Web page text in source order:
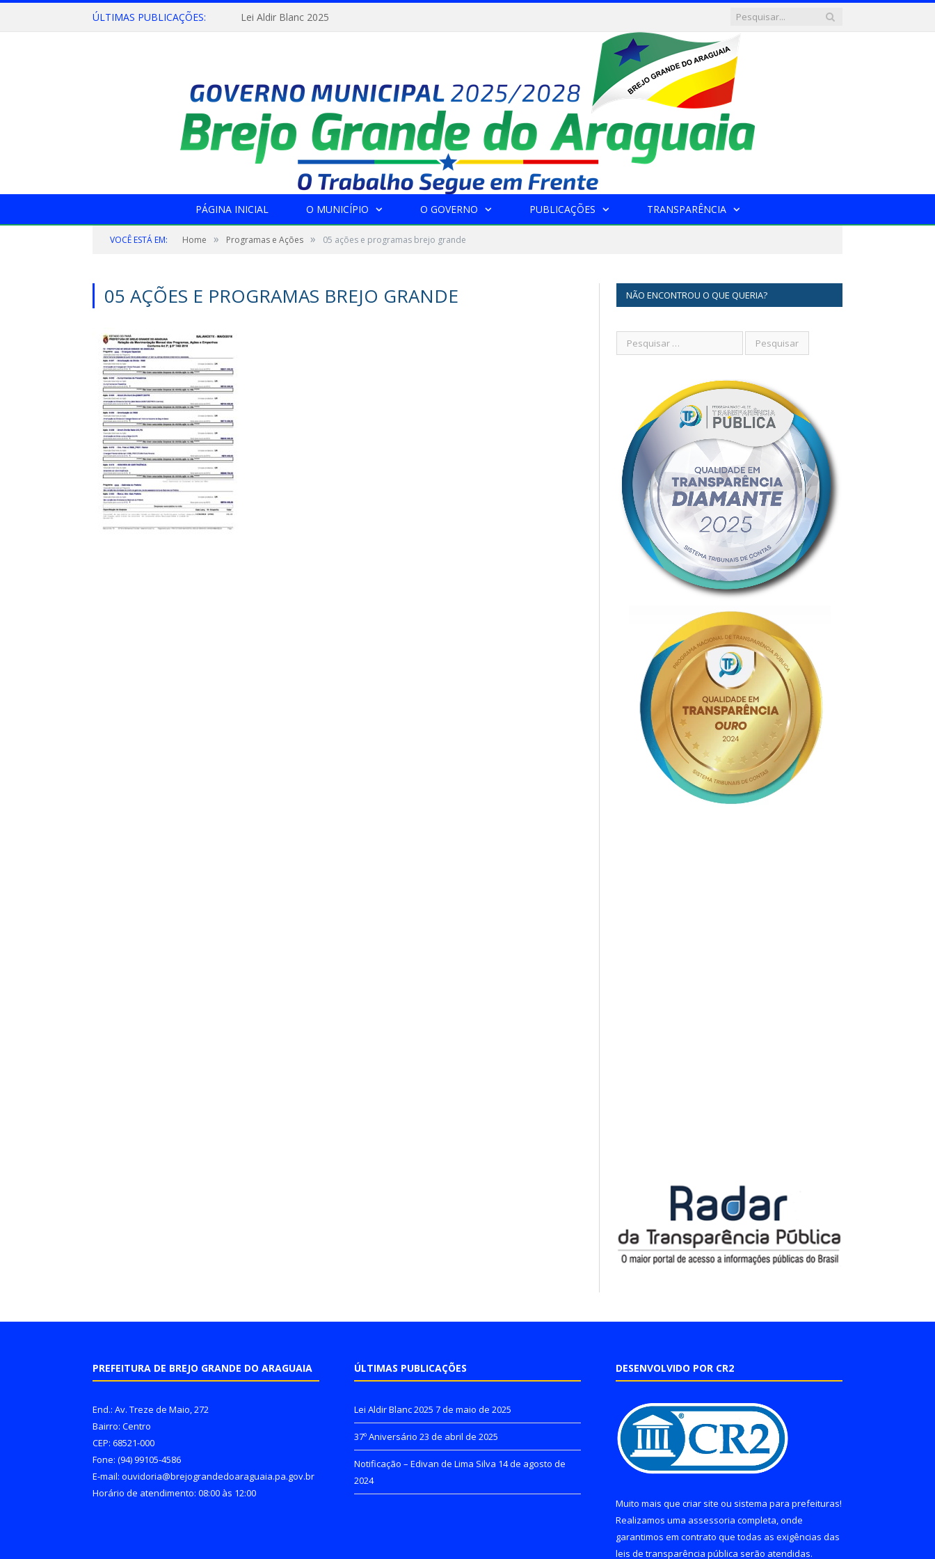
ÚLTIMAS PUBLICAÇÕES: Lei Aldir Blanc 2025
PÁGINA INICIAL O MUNICÍPIO O GOVERNO PUBLICAÇÕES TRANSPARÊNCIA
VOCÊ ESTÁ EM: Home » Programas e Ações » 05 ações e programas brejo grande
05 AÇÕES E PROGRAMAS BREJO GRANDE NÃO ENCONTROU O QUE QUERIA?
PREFEITURA DE BREJO GRANDE DO ARAGUAIA
End.: Av. Treze de Maio, 272
Bairro: Centro
CEP: 68521-000
Fone: (94) 99105-4586
E-mail: ouvidoria@brejograndedoaraguaia.pa.gov.br
Horário de atendimento: 08:00 às 12:00
ÚLTIMAS PUBLICAÇÕES
Lei Aldir Blanc 2025 7 de maio de 2025
37º Aniversário 23 de abril de 2025
Notificação – Edivan de Lima Silva 14 de agosto de
2024
DESENVOLVIDO POR CR2
Muito mais que criar site ou sistema para prefeituras!
Realizamos uma assessoria completa, onde
garantimos em contrato que todas as exigências das
leis de transparência pública serão atendidas.